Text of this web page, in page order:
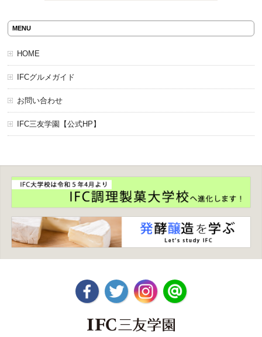
MENU
HOME
IFCグルメガイド
お問い合わせ
IFC三友学園【公式HP】